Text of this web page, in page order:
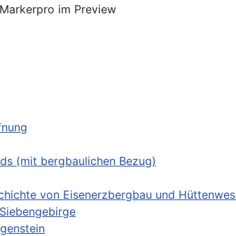
im Preview
(mit bergbaulichen Bezug)
von Eisenerzbergbau und